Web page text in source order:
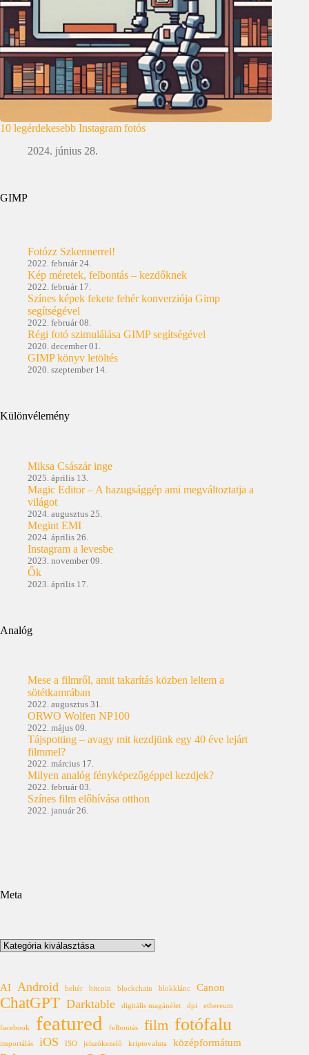
10 legérdekesebb Instagram fotós
2024. június 28.
GIMP
Fotózz Szkennerrel!
2022. február 24.
Kép méretek, felbontás – kezdőknek
2022. február 17.
Színes képek fekete fehér konverziója Gimp
segítségével
2022. február 08.
Régi fotó szimulálása GIMP segítségével
2020. december 01.
GIMP könyv letöltés
2020. szeptember 14.
Különvélemény
Miksa Császár inge
2025. április 13.
Magic Editor – A hazugsággép ami megváltoztatja a
világot
2024. augusztus 25.
Megint EMI
2024. április 26.
Instagram a levesbe
2023. november 09.
Ők
2023. április 17.
Analóg
Mese a filmről, amit takarítás közben leltem a
sötétkamrában
2022. augusztus 31.
ORWO Wolfen NP100
2022. május 09.
Tájspotting – avagy mit kezdjünk egy 40 éve lejárt
filmmel?
2022. március 17.
Milyen analóg fényképezőgéppel kezdjek?
2022. február 03.
Színes film előhívása otthon
2022. január 26.
Meta
Kategóriák
AI Android beltér bitcoin blockchain blokklánc Canon
ChatGPT Darktable digitális magánélet dpi ethereum
facebook featured felbontás film fotófalu
importálás iOS ISO jelszókezelő kriptovaluta középformátum